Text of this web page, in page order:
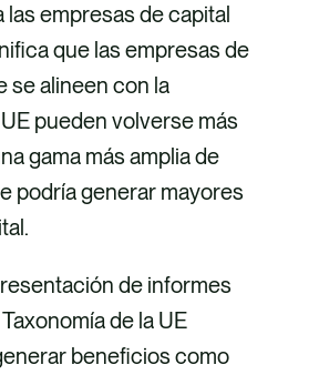
las empresas de capital
que las empresas de
se alineen con la
pueden volverse más
gama más amplia de
podría generar mayores
de informes
de la UE
beneficios como